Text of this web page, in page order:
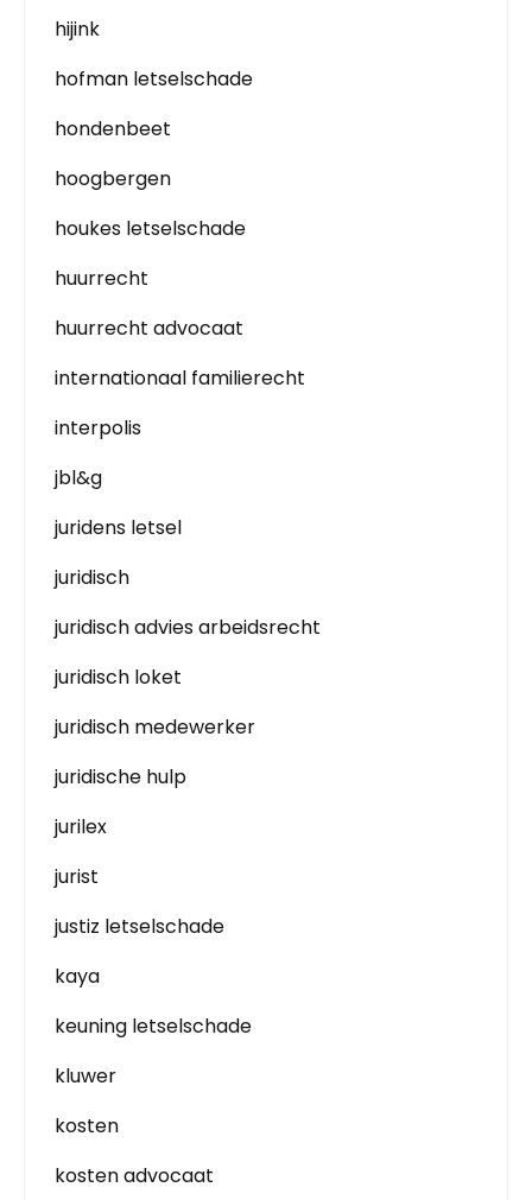
hijink
hofman letselschade
hondenbeet
hoogbergen
houkes letselschade
huurrecht
huurrecht advocaat
internationaal familierecht
interpolis
jbl&g
juridens letsel
juridisch
juridisch advies arbeidsrecht
juridisch loket
juridisch medewerker
juridische hulp
jurilex
jurist
justiz letselschade
kaya
keuning letselschade
kluwer
kosten
kosten advocaat